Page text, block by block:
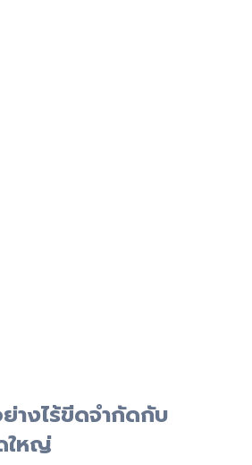
างไร้ขีดจำกัดกับ
ใหญ่